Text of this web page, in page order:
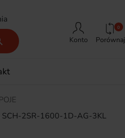
Konto
0
Porównaj
SCH-2SR-1600-1D-AG-3KL